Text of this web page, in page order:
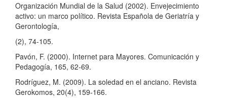
Organización Mundial de la Salud (2002). Envejecimiento
activo: un marco político. Revista Española de Geriatría y
Gerontología,
(2), 74-105.
Pavón, F. (2000). Internet para Mayores. Comunicación y
Pedagogía, 165, 62-69.
Rodríguez, M. (2009). La soledad en el anciano. Revista
Gerokomos, 20(4), 159-166.